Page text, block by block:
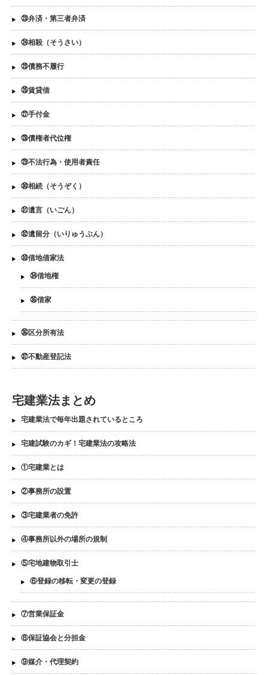
㉓弁済・第三者弁済
㉔相殺（そうさい）
㉕債務不履行
㉖賃貸借
㉗手付金
㉘債権者代位権
㉙不法行為・使用者責任
㉚相続（そうぞく）
㉛遺言（いごん）
㉜遺留分（いりゅうぶん）
㉝借地借家法
㉞借地権
㉟借家
㊱区分所有法
㊲不動産登記法
宅建業法まとめ
宅建業法で毎年出題されているところ
宅建試験のカギ！宅建業法の攻略法
①宅建業とは
②事務所の設置
③宅建業者の免許
④事務所以外の場所の規制
⑤宅地建物取引士
⑥登録の移転・変更の登録
⑦営業保証金
⑧保証協会と分担金
⑨媒介・代理契約